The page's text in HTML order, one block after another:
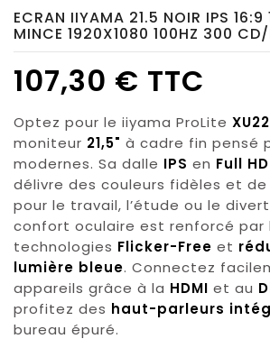
ECRAN IIYAMA 21.5 NOIR IPS 16:9
MINCE 1920X1080 100HZ 300 CD/
107,30 € TTC
Optez pour le iiyama ProLite
moniteur 21,5" à cadre fin pensé
modernes. Sa dalle IPS en Full
délivre des couleurs fidèles et
pour le travail, l’étude ou le
confort oculaire est renforcé par
technologies Flicker-Free et
lumière bleue. Connectez
appareils grâce à la HDMI et au
profitez des haut-parleurs
bureau épuré.